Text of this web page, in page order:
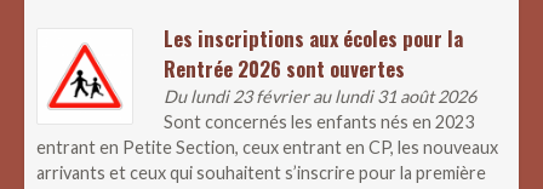
Les inscriptions aux écoles pour la
Rentrée 2026 sont ouvertes
Du lundi 23 février au lundi 31 août 2026
Sont concernés les enfants nés en 2023
entrant en Petite Section, ceux entrant en CP, les nouveaux
arrivants et ceux qui souhaitent s’inscrire pour la première